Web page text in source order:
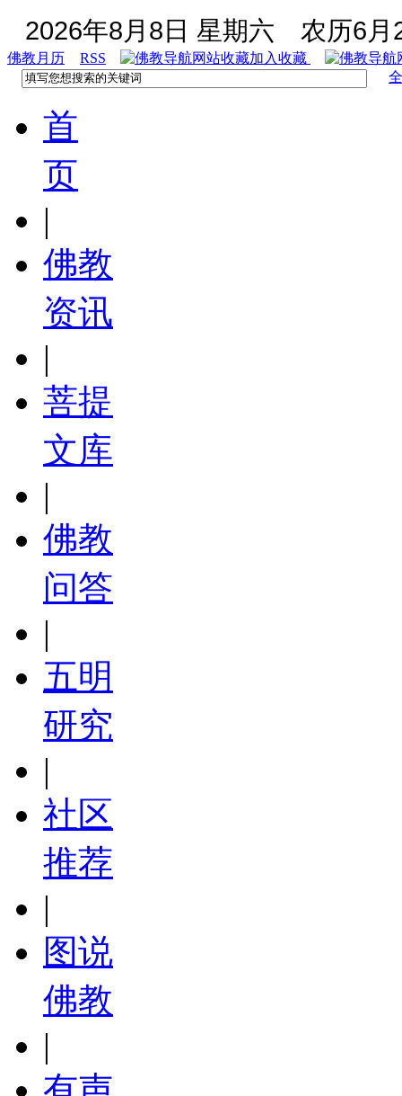
2026年8月8日 星期六 农历6月
佛教月历 RSS
加入收藏
首
页
|
佛教
资讯
|
菩提
文库
|
佛教
问答
|
五明
研究
|
社区
推荐
|
图说
佛教
|